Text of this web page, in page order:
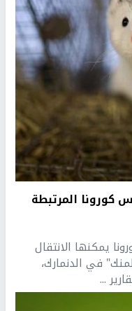
كورونا المرتبطة
يمكنها الانتقال
في الدنمارك،
...